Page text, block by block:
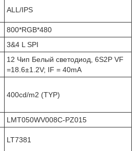
ALL/IPS
800*RGB*480
3&4 L SPI
12 Чип Белый светодиод, 6S2P VF
=18.6±1.2V; IF = 40mA
400cd/m2 (TYP)
LMT050WV008C-PZ015
LT7381